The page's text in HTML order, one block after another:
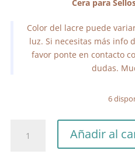
Cera para
Color del lacre puede
luz. Si necesitas más info
favor ponte en contacto
dudas.
6
Añadir al